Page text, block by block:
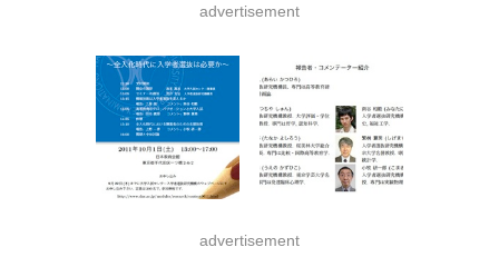
advertisement
advertisement